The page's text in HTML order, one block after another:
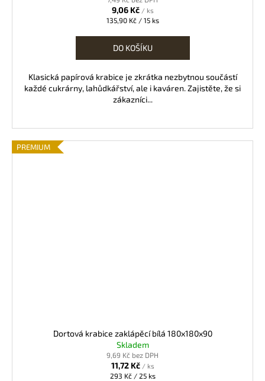
9,06 Kč / ks
Měrná
135,90 Kč / 15 ks
DO KOŠÍKU
Klasická papírová krabice je zkrátka nezbytnou součástí
každé cukrárny, lahůdkářství, ale i kaváren. Zajistěte, že si
zákazníci...
PREMIUM
Dortová krabice zaklápěcí bílá 180x180x90
Skladem
9,69 Kč bez DPH
11,72 Kč / ks
Měrná
293 Kč / 25 ks